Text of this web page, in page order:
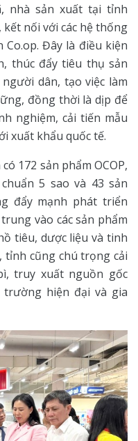
nhà sản xuất tại tỉnh
nối với các hệ thống
Đây là điều kiện
thúc đẩy tiêu thụ sản
dân, tạo việc làm
đồng thời là dịp để
nghiệm, cải tiến mẫu
xuất khẩu quốc tế.
172 sản phẩm OCOP,
5 sao và 43 sản
đẩy mạnh phát triển
vào các sản phẩm
tiêu, dược liệu và tinh
tỉnh cũng chú trọng cải
truy xuất nguồn gốc
hiện đại và gia